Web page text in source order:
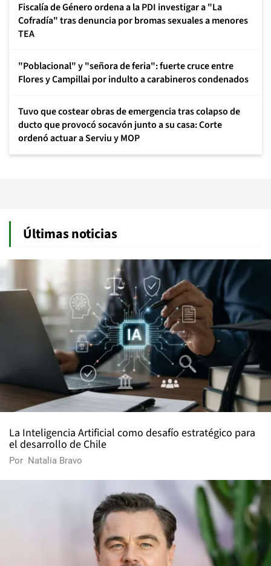
Fiscalía de Género ordena a la PDI investigar a "La
Cofradía" tras denuncia por bromas sexuales a menores
TEA
"Poblacional" y "señora de feria": fuerte cruce entre
Flores y Campillai por indulto a carabineros condenados
Tuvo que costear obras de emergencia tras colapso de
ducto que provocó socavón junto a su casa: Corte
ordenó actuar a Serviu y MOP
Últimas noticias
La Inteligencia Artificial como desafío estratégico para
el desarrollo de Chile
Por Natalia Bravo